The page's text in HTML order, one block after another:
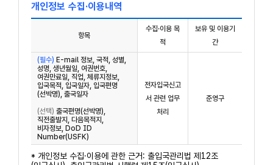
개인정보 수집·이용내역
항목
수집·이용 목
적
보유 및 이용기
간
(필수) E-mail 정보, 국적, 성별,
성명, 생년월일, 여권번호,
여권만료일, 직업, 체류지정보,
입국목적, 입국일자, 입국편명
(선박명), 출국일자
(선택) 출국편명(선박명),
직전출발지, 다음목적지,
비자정보, DoD ID
Number(USFK)
전자입국신고
서 관련 업무
처리
준영구
* 개인정보 수집·이용에 관한 근거: 출입국관리법 제12조